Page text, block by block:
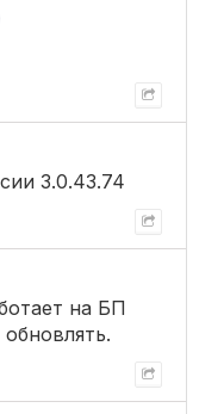
3.0.43.74
на БП